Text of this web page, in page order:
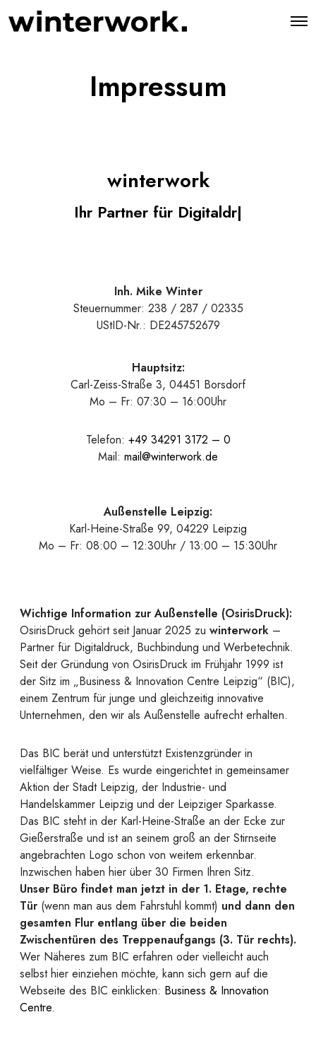
O
Impressum
winterwork
Ihr Partner für Digital|
Inh. Mike Winter
Steuernummer: 238 / 287 / 02335
UStID-Nr.: DE245752679
Hauptsitz:
Carl-Zeiss-Straße 3, 04451 Borsdorf
Mo – Fr: 07:30 – 16:00Uhr
Telefon: +49 34291 3172 – 0
Mail: mail@winterwork.de
Außenstelle Leipzig:
Karl-Heine-Straße 99, 04229 Leipzig
Mo – Fr: 08:00 – 12:30Uhr / 13:00 – 15:30Uhr
Wichtige Information zur Außenstelle (OsirisDruck):
OsirisDruck gehört seit Januar 2025 zu winterwork –
Partner für Digitaldruck, Buchbindung und Werbetechnik.
Seit der Gründung von OsirisDruck im Frühjahr 1999 ist
der Sitz im „Business & Innovation Centre Leipzig“ (BIC),
einem Zentrum für junge und gleichzeitig innovative
Unternehmen, den wir als Außenstelle aufrecht erhalten.
Das BIC berät und unterstützt Existenzgründer in
vielfältiger Weise. Es wurde eingerichtet in gemeinsamer
Aktion der Stadt Leipzig, der Industrie- und
Handelskammer Leipzig und der Leipziger Sparkasse.
Das BIC steht in der Karl-Heine-Straße an der Ecke zur
Gießerstraße und ist an seinem groß an der Stirnseite
angebrachten Logo schon von weitem erkennbar.
Inzwischen haben hier über 30 Firmen Ihren Sitz.
Unser Büro findet man jetzt in der 1. Etage, rechte
Tür (wenn man aus dem Fahrstuhl kommt) und dann den
gesamten Flur entlang über die beiden
Zwischentüren des Treppenaufgangs (3. Tür rechts).
Wer Näheres zum BIC erfahren oder vielleicht auch
selbst hier einziehen möchte, kann sich gern auf die
Webseite des BIC einklicken: Business & Innovation
Centre.